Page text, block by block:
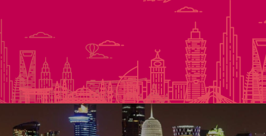
السيارات والمركبات الثقيلة البناء والتشييد